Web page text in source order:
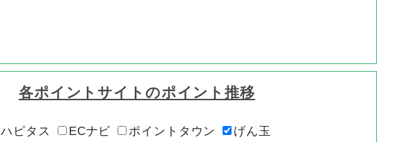
各ポイントサイトのポイント推移
ハピタス ECナビ ポイントタウン
げん玉